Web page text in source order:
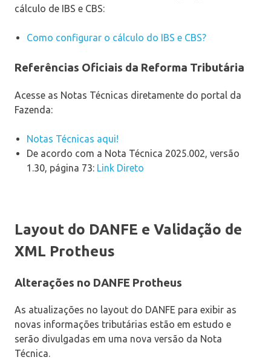
cálculo de IBS e CBS:
Como configurar o cálculo do IBS e CBS?
Referências Oficiais da Reforma Tributária
Acesse as Notas Técnicas diretamente do portal da
Fazenda:
Notas Técnicas aqui!
De acordo com a Nota Técnica 2025.002, versão
1.30, página 73: Link Direto
Layout do DANFE e Validação de
XML Protheus
Alterações no DANFE Protheus
As atualizações no layout do DANFE para exibir as
novas informações tributárias estão em estudo e
serão divulgadas em uma nova versão da Nota
Técnica.